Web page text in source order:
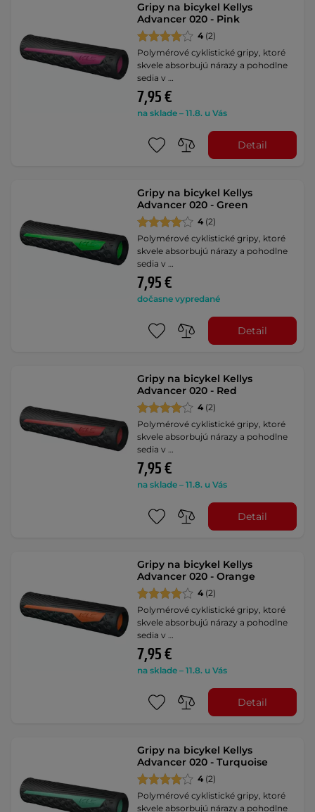
Gripy na bicykel Kellys
Advancer 020 - Pink
4 (2)
Polymérové cyklistické gripy, ktoré
skvele absorbujú nárazy a pohodlne
sedia v …
7,95 €
na sklade – 11.8. u Vás
Detail
Gripy na bicykel Kellys
Advancer 020 - Green
4 (2)
Polymérové cyklistické gripy, ktoré
skvele absorbujú nárazy a pohodlne
sedia v …
7,95 €
dočasne vypredané
Detail
Gripy na bicykel Kellys
Advancer 020 - Red
4 (2)
Polymérové cyklistické gripy, ktoré
skvele absorbujú nárazy a pohodlne
sedia v …
7,95 €
na sklade – 11.8. u Vás
Detail
Gripy na bicykel Kellys
Advancer 020 - Orange
4 (2)
Polymérové cyklistické gripy, ktoré
skvele absorbujú nárazy a pohodlne
sedia v …
7,95 €
na sklade – 11.8. u Vás
Detail
Gripy na bicykel Kellys
Advancer 020 - Turquoise
4 (2)
Polymérové cyklistické gripy, ktoré
skvele absorbujú nárazy a pohodlne